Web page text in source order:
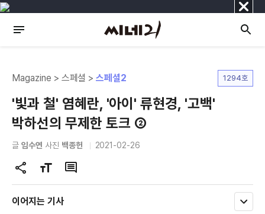
닫
기
Magazine > 스페셜 >스페셜2 1294호
'빛과 철' 염혜란, '아이' 류현경, '고백'
박하선의 무제한 토크 ②
글 임수연 사진 백종헌 2021-02-26
공
유
하
글
자
크
댓
글
이어지는 기사
모